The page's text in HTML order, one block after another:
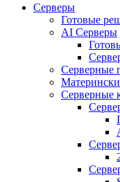
Cерверы
Готовые
AI Серверы
Серверные
Серверные